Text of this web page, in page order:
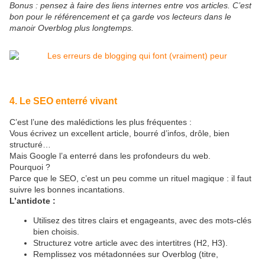
Bonus : pensez à faire des liens internes entre vos articles. C’est
bon pour le référencement et ça garde vos lecteurs dans le
manoir Overblog plus longtemps.
4. Le SEO enterré vivant
C’est l’une des malédictions les plus fréquentes :
Vous écrivez un excellent article, bourré d’infos, drôle, bien
structuré…
Mais Google l’a enterré dans les profondeurs du web.
Pourquoi ?
Parce que le SEO, c’est un peu comme un rituel magique : il faut
suivre les bonnes incantations.
L’antidote :
Utilisez des titres clairs et engageants, avec des mots-clés
bien choisis.
Structurez votre article avec des intertitres (H2, H3).
Remplissez vos métadonnées sur Overblog (titre,